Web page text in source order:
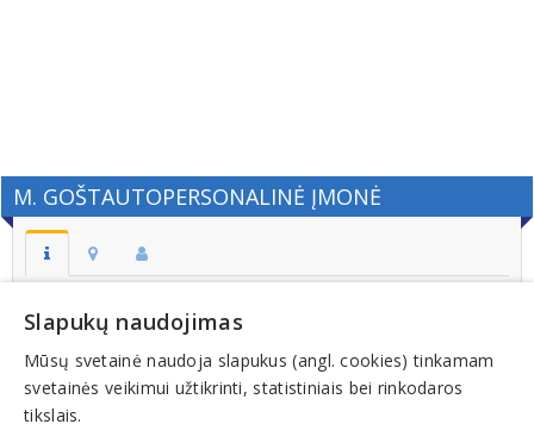
M. GOŠTAUTOPERSONALINĖ ĮMONĖ
Adresas:
VILNIUS
Kodas:
121792973
Slapukų naudojimas
Mūsų svetainė naudoja slapukus (angl. cookies) tinkamam
svetainės veikimui užtikrinti, statistiniais bei rinkodaros
tikslais.